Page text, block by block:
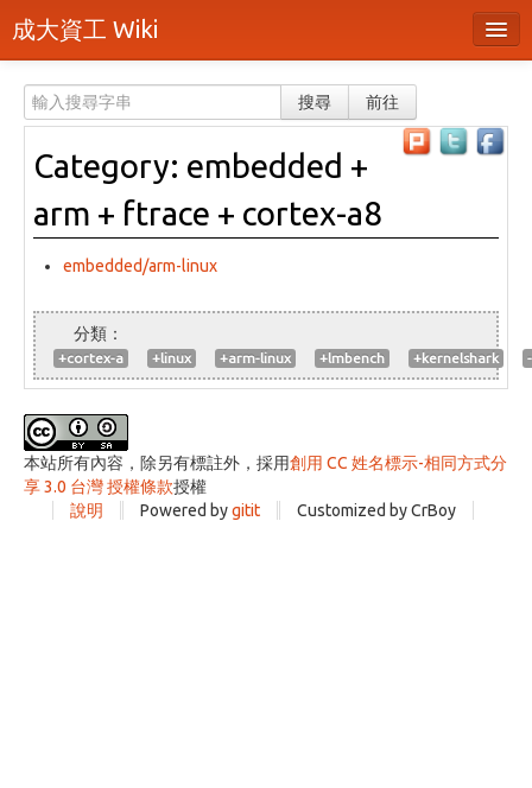
成大資工 Wiki
分類
隨機頁面
最近活動
上傳檔案
登入 / 註冊帳號
搜尋 前往
Category: embedded +
arm + ftrace + cortex-a8
embedded/arm-linux
+cortex-a +linux +arm-linux +lmbench +kernelshark
本站所有內容，除另有標註外，採用創用 CC 姓名標示-相同方式分
享 3.0 台灣 授權條款授權
說明
Powered bygitit Customized by CrBoy